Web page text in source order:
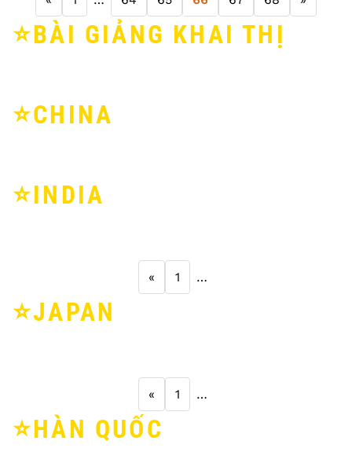
⭐️BÀI GIẢNG KHAI THỊ
⭐️CHINA
⭐️INDIA
« 1 …
⭐️JAPAN
« 1 …
⭐️HÀN QUỐC